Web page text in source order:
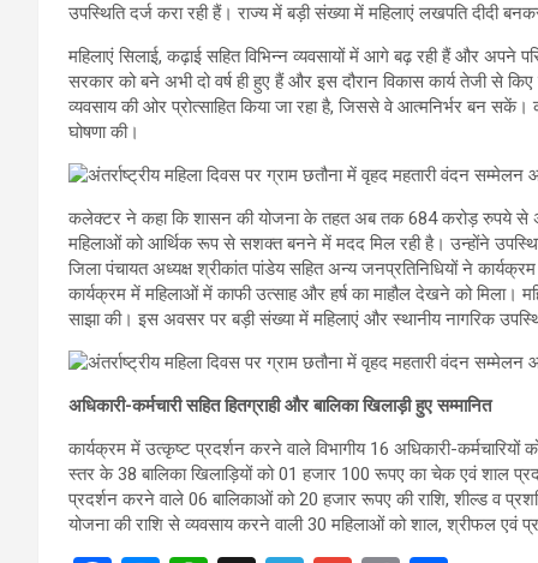
उपस्थिति दर्ज करा रही हैं। राज्य में बड़ी संख्या में महिलाएं लखपति दीदी
महिलाएं सिलाई, कढ़ाई सहित विभिन्न व्यवसायों में आगे बढ़ रही हैं और अपने
सरकार को बने अभी दो वर्ष ही हुए हैं और इस दौरान विकास कार्य तेजी से
व्यवसाय की ओर प्रोत्साहित किया जा रहा है, जिससे वे आत्मनिर्भर बन
घोषणा की।
कलेक्टर ने कहा कि शासन की योजना के तहत अब तक 684 करोड़ रुपये से
महिलाओं को आर्थिक रूप से सशक्त बनने में मदद मिल रही है। उन्होंने
जिला पंचायत अध्यक्ष श्रीकांत पांडेय सहित अन्य जनप्रतिनिधियों ने
कार्यक्रम में महिलाओं में काफी उत्साह और हर्ष का माहौल देखने को
साझा की। इस अवसर पर बड़ी संख्या में महिलाएं और स्थानीय नागरिक
अधिकारी-कर्मचारी सहित हितग्राही और बालिका खिलाड़ी हुए सम्मानित
कार्यक्रम में उत्कृष्ट प्रदर्शन करने वाले विभागीय 16 अधिकारी-कर्मचारियों
स्तर के 38 बालिका खिलाड़ियों को 01 हजार 100 रूपए का चेक एवं शाल
प्रदर्शन करने वाले 06 बालिकाओं को 20 हजार रूपए की राशि, शील्ड व
योजना की राशि से व्यवसाय करने वाली 30 महिलाओं को शाल, श्रीफल एवं